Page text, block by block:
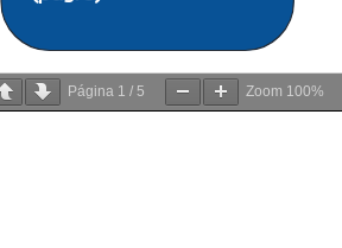
Página 1 / 5 Zoom 100%